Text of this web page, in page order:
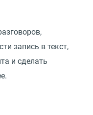
запись в текст,
и сделать